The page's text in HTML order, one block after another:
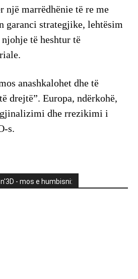
një marrëdhënie të re me
garanci strategjike, lehtësim
të heshtur të
anashkalohet dhe të
drejtë”. Europa, ndërkohë,
dhe rrezikimi i
s.
- mos e humbisni: